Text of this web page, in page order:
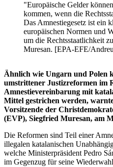
"Europäische Gelder
kommen, wenn die
Das Amnestiegesetz ist ein
europäischen Normen und
um die Rechtsstaatlichkeit
Muresan. [EPA-EFE/
Ähnlich wie Ungarn und Polen
umstrittener Justizreformen im
Amnestievereinbarung mit
Mittel gestrichen werden,
Vorsitzende der
(EVP), Siegfried Muresan, am
Die Reformen sind Teil einer
illegalen katalanischen
welche Ministerpräsident Pedro
im Gegenzug für seine